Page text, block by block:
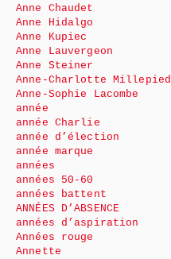
Anne Chaudet
Anne Hidalgo
Anne Kupiec
Anne Lauvergeon
Anne Steiner
Anne-Charlotte Millepied
Anne-Sophie Lacombe
année
année Charlie
année d’élection
année marque
années
années 50-60
années battent
ANNÉES D’ABSENCE
années d’aspiration
Années rouge
Annette